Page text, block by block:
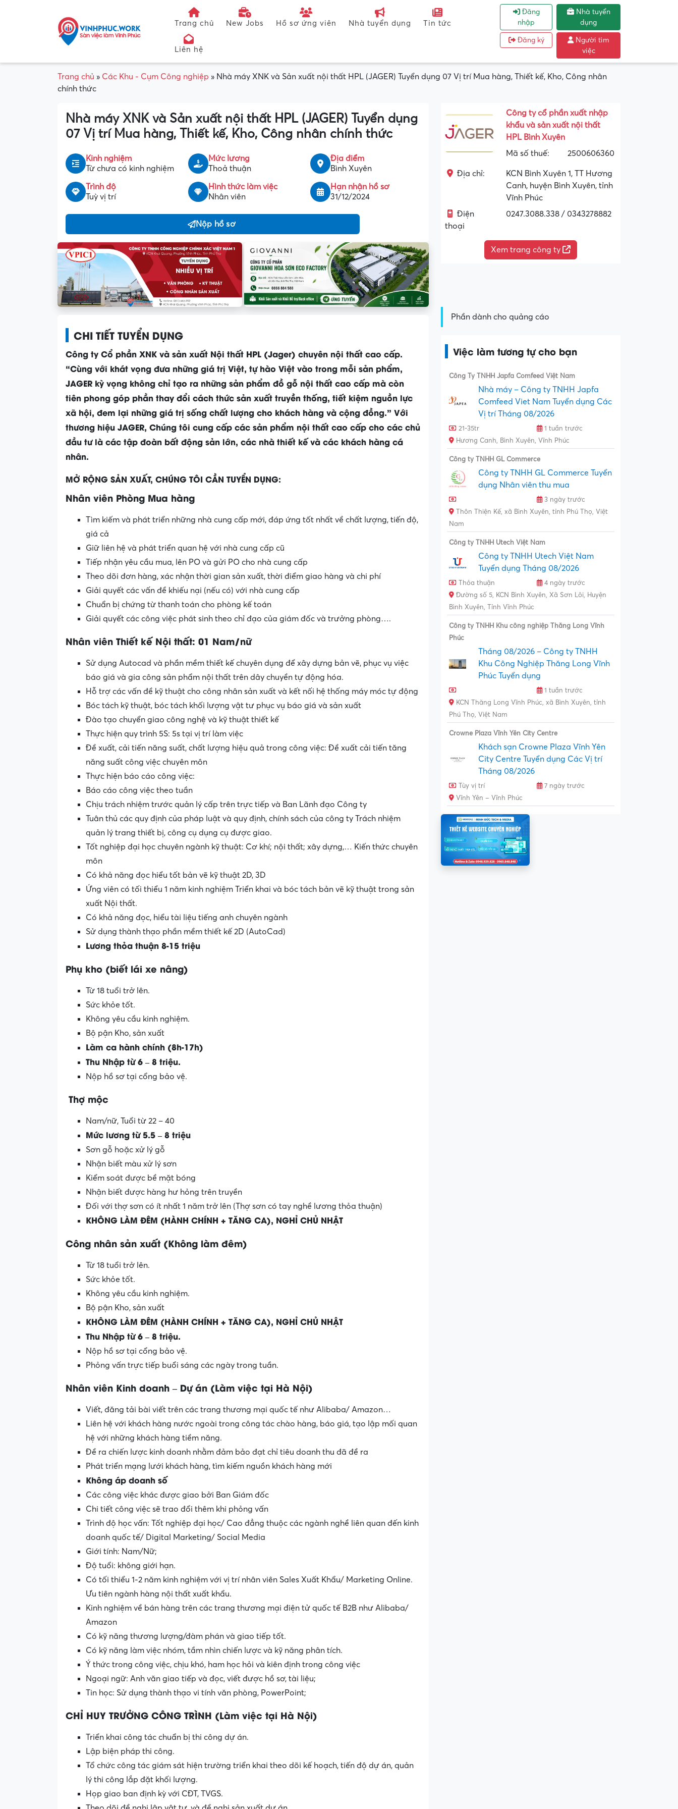
Trang chủ New Jobs Hồ sơ ứng viên Nhà tuyển dụng Tin tức
Liên hệ
Đăng
nhập
Đăng ký
Nhà tuyển
dụng
Người tìm
việc
Trang chủ » Các Khu - Cụm Công nghiệp » Nhà máy XNK và Sản xuất nội thất HPL (JAGER) Tuyển dụng 07 Vị trí Mua hàng, Thiết kế, Kho, Công nhân
chính thức
Nhà máy XNK và Sản xuất nội thất HPL (JAGER) Tuyển dụng
07 Vị trí Mua hàng, Thiết kế, Kho, Công nhân chính thức
Kinh nghiệm
Từ chưa có kinh nghiệm
Mức lương
Thoả thuận
Địa điểm
Bình Xuyên
Trình độ
Tuỳ vị trí
Hình thức làm việc
Nhân viên
Hạn nhận hồ sơ
31/12/2024
Nộp hồ sơ
Công ty cổ phần xuất nhập
khẩu và sản xuất nội thất
HPL Bình Xuyên
Mã số thuế:
2500606360
Địa chỉ:
KCN Bình Xuyên 1, TT Hương
Canh, huyện Bình Xuyên, tỉnh
Vĩnh Phúc
Điện
thoại
0247.3088.338 / 0343278882
Xem trang công ty
CHI TIẾT TUYỂN DỤNG
Công ty Cổ phần XNK và sản xuất Nội thất HPL (Jager) chuyên nội thất cao cấp.
“Cùng với khát vọng đưa những giá trị Việt, tự hào Việt vào trong mỗi sản phẩm,
JAGER kỳ vọng không chỉ tạo ra những sản phẩm đồ gỗ nội thất cao cấp mà còn
tiên phong góp phần thay đổi cách thức sản xuất truyền thống, tiết kiệm nguồn lực
xã hội, đem lại những giá trị sống chất lượng cho khách hàng và cộng đồng.” Với
thương hiệu JAGER, Chúng tôi cung cấp các sản phẩm nội thất cao cấp cho các chủ
đầu tư là các tập đoàn bất động sản lớn, các nhà thiết kế và các khách hàng cá
nhân.
MỞ RỘNG SẢN XUẤT, CHÚNG TÔI CẦN TUYỂN DỤNG:
Nhân viên Phòng Mua hàng
Tìm kiếm và phát triển những nhà cung cấp mới, đáp ứng tốt nhất về chất lượng, tiến độ,
giá cả
Giữ liên hệ và phát triển quan hệ với nhà cung cấp cũ
Tiếp nhận yêu cầu mua, lên PO và gửi PO cho nhà cung cấp
Theo dõi đơn hàng, xác nhận thời gian sản xuất, thời điểm giao hàng và chi phí
Giải quyết các vấn đề khiếu nại (nếu có) với nhà cung cấp
Chuẩn bị chứng từ thanh toán cho phòng kế toán
Giải quyết các công việc phát sinh theo chỉ đạo của giám đốc và trưởng phòng….
Nhân viên Thiết kế Nội thất: 01 Nam/nữ
Sử dụng Autocad và phần mềm thiết kế chuyên dụng để xây dựng bản vẽ, phục vụ việc
báo giá và gia công sản phẩm nội thất trên dây chuyền tự động hóa.
Hỗ trợ các vấn đề kỹ thuật cho công nhân sản xuất và kết nối hệ thống máy móc tự động
Bóc tách kỹ thuật, bóc tách khối lượng vật tư phục vụ báo giá và sản xuất
Đào tạo chuyển giao công nghệ và kỹ thuật thiết kế
Thực hiện quy trình 5S: 5s tại vị trí làm việc
Đề xuất, cải tiến năng suất, chất lượng hiệu quả trong công việc: Đề xuất cải tiến tăng
năng suất công việc chuyên môn
Thực hiện báo cáo công việc:
Báo cáo công việc theo tuần
Chịu trách nhiệm trước quản lý cấp trên trực tiếp và Ban Lãnh đạo Công ty
Tuân thủ các quy định của pháp luật và quy định, chính sách của công ty Trách nhiệm
quản lý trang thiết bị, công cụ dụng cụ được giao.
Tốt nghiệp đại học chuyên ngành kỹ thuật: Cơ khí; nội thất; xây dựng,… Kiến thức chuyên
môn
Có khả năng đọc hiểu tốt bản vẽ kỹ thuật 2D, 3D
Ứng viên có tối thiểu 1 năm kinh nghiệm Triển khai và bóc tách bản vẽ kỹ thuật trong sản
xuất Nội thất.
Có khả năng đọc, hiểu tài liệu tiếng anh chuyên ngành
Sử dụng thành thạo phần mềm thiết kế 2D (AutoCad)
Lương thỏa thuận 8-15 triệu
Phụ kho (biết lái xe nâng)
Từ 18 tuổi trở lên.
Sức khỏe tốt.
Không yêu cầu kinh nghiệm.
Bộ pận Kho, sản xuất
Làm ca hành chính (8h-17h)
Thu Nhập từ 6 – 8 triệu.
Nộp hồ sơ tại cổng bảo vệ.
Thợ mộc
Nam/nữ, Tuổi từ 22 – 40
Mức lương từ 5.5 – 8 triệu
Sơn gỗ hoặc xử lý gỗ
Nhận biết màu xử lý sơn
Kiểm soát được bề mặt bóng
Nhận biết được hàng hư hỏng trên truyền
Đối với thợ sơn có ít nhất 1 năm trở lên (Thợ sơn có tay nghề lương thỏa thuận)
KHÔNG LÀM ĐÊM (HÀNH CHÍNH + TĂNG CA), NGHỈ CHỦ NHẬT
Công nhân sản xuất (Không làm đêm)
Từ 18 tuổi trở lên.
Sức khỏe tốt.
Không yêu cầu kinh nghiệm.
Bộ pận Kho, sản xuất
KHÔNG LÀM ĐÊM (HÀNH CHÍNH + TĂNG CA), NGHỈ CHỦ NHẬT
Thu Nhập từ 6 – 8 triệu.
Nộp hồ sơ tại cổng bảo vệ.
Phỏng vấn trực tiếp buổi sáng các ngày trong tuần.
Nhân viên Kinh doanh – Dự án (Làm việc tại Hà Nội)
Viết, đăng tải bài viết trên các trang thương mại quốc tế như Alibaba/ Amazon…
Liên hệ với khách hàng nước ngoài trong công tác chào hàng, báo giá, tạo lập mối quan
hệ với những khách hàng tiềm năng.
Đề ra chiến lược kinh doanh nhằm đảm bảo đạt chỉ tiêu doanh thu đã đề ra
Phát triển mạng lưới khách hàng, tìm kiếm nguồn khách hàng mới
Không áp doanh số
Các công việc khác được giao bởi Ban Giám đốc
Chi tiết công việc sẽ trao đổi thêm khi phỏng vấn
Trình độ học vấn: Tốt nghiệp đại học/ Cao đẳng thuộc các ngành nghề liên quan đến kinh
doanh quốc tế/ Digital Marketing/ Social Media
Giới tính: Nam/Nữ;
Độ tuổi: không giới hạn.
Có tối thiểu 1-2 năm kinh nghiệm với vị trí nhân viên Sales Xuất Khẩu/ Marketing Online.
Ưu tiên ngành hàng nội thất xuất khẩu.
Kinh nghiệm về bán hàng trên các trang thương mại điện tử quốc tế B2B như Alibaba/
Amazon
Có kỹ năng thương lượng/đàm phán và giao tiếp tốt.
Có kỹ năng làm việc nhóm, tầm nhìn chiến lược và kỹ năng phân tích.
Ý thức trong công việc, chịu khó, ham học hỏi và kiên định trong công việc
Ngoại ngữ: Anh văn giao tiếp và đọc, viết được hồ sơ, tài liệu;
Tin học: Sử dụng thành thạo vi tính văn phòng, PowerPoint;
CHỈ HUY TRƯỞNG CÔNG TRÌNH (Làm việc tại Hà Nội)
Triển khai công tác chuẩn bị thi công dự án.
Lập biện pháp thi công.
Tổ chức công tác giám sát hiện trường triển khai theo dõi kế hoạch, tiến độ dự án, quản
lý thi công lắp đặt khối lượng.
Họp giao ban định kỳ với CĐT, TVGS.
Phần dành cho quảng cáo
Việc làm tương tự cho bạn
Công Ty TNHH Japfa Comfeed Việt Nam
Nhà máy – Công ty TNHH Japfa
Comfeed Viet Nam Tuyển dụng Các
Vị trí Tháng 08/2026
21-35tr
1 tuần trước
Hương Canh, Bình Xuyên, Vĩnh Phúc
Công ty TNHH GL Commerce
Công ty TNHH GL Commerce Tuyển
dụng Nhân viên thu mua
3 ngày trước
Thôn Thiện Kế, xã Bình Xuyên, tỉnh Phú Thọ, Việt
Nam
Công ty TNHH Utech Việt Nam
Công ty TNHH Utech Việt Nam
Tuyển dụng Tháng 08/2026
Thỏa thuận
4 ngày trước
Đường số 5, KCN Bình Xuyên, Xã Sơn Lôi, Huyện
Bình Xuyên, Tỉnh Vĩnh Phúc
Công ty TNHH Khu công nghiệp Thăng Long Vĩnh
Phúc
Tháng 08/2026 – Công ty TNHH
Khu Công Nghiệp Thăng Long Vĩnh
Phúc Tuyển dụng
1 tuần trước
KCN Thăng Long Vĩnh Phúc, xã Bình Xuyên, tỉnh
Phú Thọ, Việt Nam
Crowne Plaza Vĩnh Yên City Centre
Khách sạn Crowne Plaza Vĩnh Yên
City Centre Tuyển dụng Các Vị trí
Tháng 08/2026
Tùy vị trí
7 ngày trước
Vĩnh Yên – Vĩnh Phúc